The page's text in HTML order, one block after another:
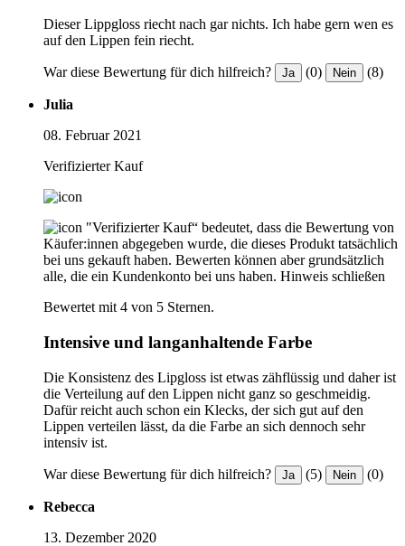
Dieser Lippgloss riecht nach gar nichts. Ich habe gern wen es
auf den Lippen fein riecht.
War diese Bewertung für dich hilfreich? Ja (0) Nein (8)
Julia
08. Februar 2021
Verifizierter Kauf
"Verifizierter Kauf“ bedeutet, dass die Bewertung von
Käufer:innen abgegeben wurde, die dieses Produkt tatsächlich
bei uns gekauft haben. Bewerten können aber grundsätzlich
alle, die ein Kundenkonto bei uns haben. Hinweis schließen
Bewertet mit 4 von 5 Sternen.
Intensive und langanhaltende Farbe
Die Konsistenz des Lipgloss ist etwas zähflüssig und daher ist
die Verteilung auf den Lippen nicht ganz so geschmeidig.
Dafür reicht auch schon ein Klecks, der sich gut auf den
Lippen verteilen lässt, da die Farbe an sich dennoch sehr
intensiv ist.
War diese Bewertung für dich hilfreich? Ja (5) Nein (0)
Rebecca
13. Dezember 2020